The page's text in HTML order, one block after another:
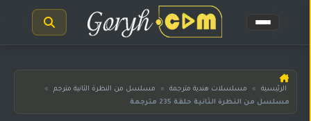
الرئيسية
مسلسلات
الرئيسية » مسلسلات هندية مترجمة » مسلسل من النظرة الثانية مترجم
»
مسلسل من النظرة الثانية حلقة 235 مترجمة